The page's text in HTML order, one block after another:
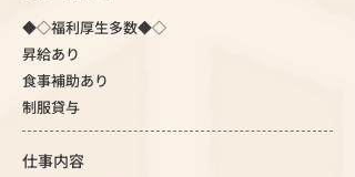
◆◇福利厚生多数◆◇
昇給あり
食事補助あり
制服貸与
仕事内容